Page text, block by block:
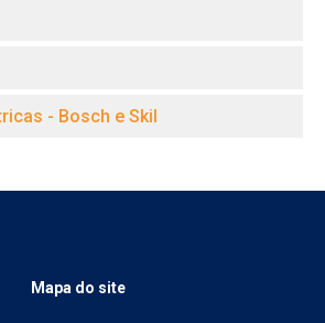
- Bosch e Skil
Mapa do site